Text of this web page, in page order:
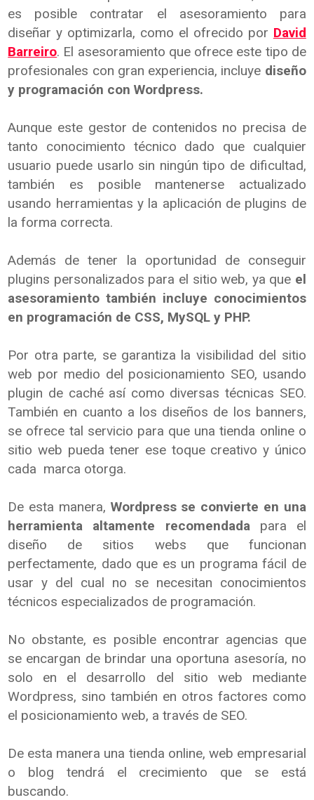
es posible contratar el asesoramiento para
diseñar y optimizarla, como el ofrecido por David
Barreiro. El asesoramiento que ofrece este tipo de
profesionales con gran experiencia, incluye diseño
y programación con Wordpress.
Aunque este gestor de contenidos no precisa de
tanto conocimiento técnico dado que cualquier
usuario puede usarlo sin ningún tipo de dificultad,
también es posible mantenerse actualizado
usando herramientas y la aplicación de plugins de
la forma correcta.
Además de tener la oportunidad de conseguir
plugins personalizados para el sitio web, ya que el
asesoramiento también incluye conocimientos
en programación de CSS, MySQL y PHP.
Por otra parte, se garantiza la visibilidad del sitio
web por medio del posicionamiento SEO, usando
plugin de caché así como diversas técnicas SEO.
También en cuanto a los diseños de los banners,
se ofrece tal servicio para que una tienda online o
sitio web pueda tener ese toque creativo y único
cada marca otorga.
De esta manera, Wordpress se convierte en una
herramienta altamente recomendada para el
diseño de sitios webs que funcionan
perfectamente, dado que es un programa fácil de
usar y del cual no se necesitan conocimientos
técnicos especializados de programación.
No obstante, es posible encontrar agencias que
se encargan de brindar una oportuna asesoría, no
solo en el desarrollo del sitio web mediante
Wordpress, sino también en otros factores como
el posicionamiento web, a través de SEO.
De esta manera una tienda online, web empresarial
o blog tendrá el crecimiento que se está
buscando.